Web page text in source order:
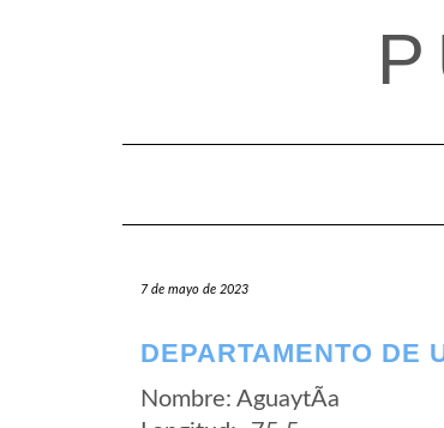
7 de mayo de 2023
DEPARTAMENTO DE
Nombre: AguaytÃ­a